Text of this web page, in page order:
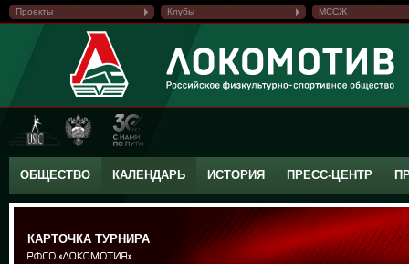
Проекты Клубы МССЖ
ОБЩЕСТВО КАЛЕНДАРЬ ИСТОРИЯ ПРЕСС-ЦЕНТР
КАРТОЧКА ТУРНИРА